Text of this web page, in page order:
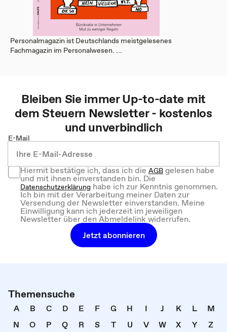
Personalmagazin ist Deutschlands meistgelesenes
Fachmagazin im Personalwesen. ...
Bleiben Sie immer Up-to-date mit
demSteuern Newsletter - kostenlos
und unverbindlich
E-Mail
Hiermit bestätige ich, dass ich dieAGBgelesen habe
und mit ihnen einverstanden bin. Die
Datenschutzerklärung habe ich zur Kenntnis genommen.
Ich bin mit der Verarbeitung meiner Daten zur
Versendung der Newsletter einverstanden. Meine
Einwilligung kann ich jederzeit im jeweiligen
Newsletter über den Abmeldelink widerrufen.
Jetzt abonnieren
Themensuche
A B C D E F G H I J K L
M
N
O P Q R S T U V W X Y
Z